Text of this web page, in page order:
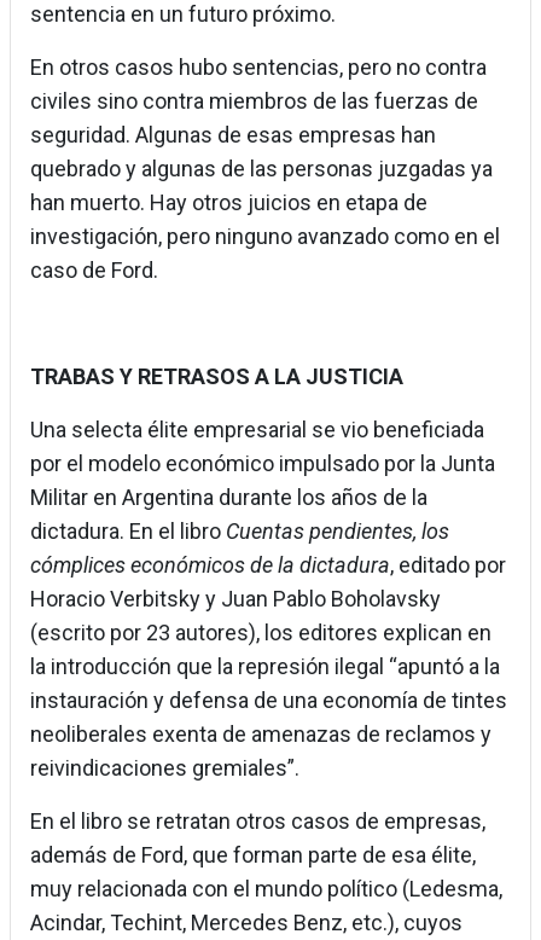
sentencia en un futuro próximo.
En otros casos hubo sentencias, pero no contra
civiles sino contra miembros de las fuerzas de
seguridad. Algunas de esas empresas han
quebrado y algunas de las personas juzgadas ya
han muerto. Hay otros juicios en etapa de
investigación, pero ninguno avanzado como en el
caso de Ford.
TRABAS Y RETRASOS A LA JUSTICIA
Una selecta élite empresarial se vio beneficiada
por el modelo económico impulsado por la Junta
Militar en Argentina durante los años de la
dictadura. En el libro Cuentas pendientes, los
cómplices económicos de la dictadura, editado por
Horacio Verbitsky y Juan Pablo Boholavsky
(escrito por 23 autores), los editores explican en
la introducción que la represión ilegal “apuntó a la
instauración y defensa de una economía de tintes
neoliberales exenta de amenazas de reclamos y
reivindicaciones gremiales”.
En el libro se retratan otros casos de empresas,
además de Ford, que forman parte de esa élite,
muy relacionada con el mundo político (Ledesma,
Acindar, Techint, Mercedes Benz, etc.), cuyos